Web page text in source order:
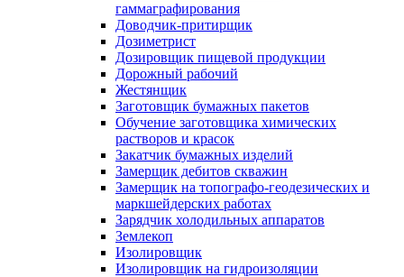
гаммаграфирования
Доводчик-притирщик
Дозиметрист
Дозировщик пищевой продукции
Дорожный рабочий
Жестянщик
Заготовщик бумажных пакетов
Обучение заготовщика химических
растворов и красок
Закатчик бумажных изделий
Замерщик дебитов скважин
Замерщик на топографо-геодезических и
маркшейдерских работах
Зарядчик холодильных аппаратов
Землекоп
Изолировщик
Изолировщик на гидроизоляции